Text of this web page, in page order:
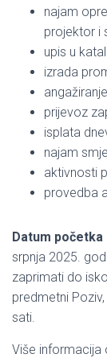
najam
projektor i
upis u
izrada
prijevoz
isplata
najam
aktivnosti
provedba
Datum
srpnja 2025.
zaprimati do
predmetni
sati.
Više informacija